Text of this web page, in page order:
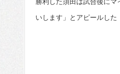
いします」とアピールした